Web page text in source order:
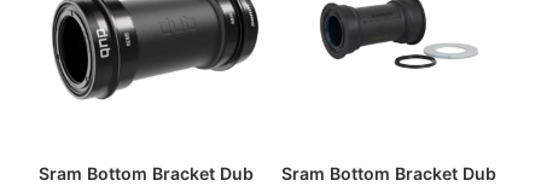
Sram Bottom Bracket Dub
Sram Bottom Bracket Dub